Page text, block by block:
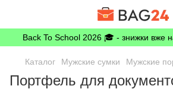
Back To School 2026 🎓 - знижки вже
Каталог Мужские сумки Мужские
Портфель для